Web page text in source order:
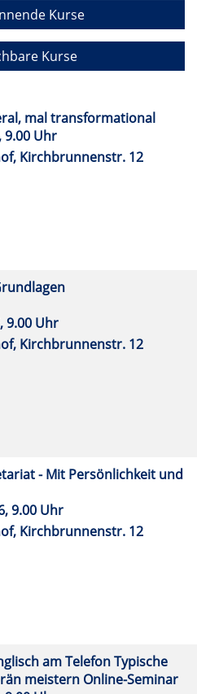
Kurse
Kurse
mal transformational
9.00 Uhr
Kirchbrunnenstr. 12
9.00 Uhr
Kirchbrunnenstr. 12
- Mit Persönlichkeit und
9.00 Uhr
Kirchbrunnenstr. 12
am Telefon Typische
meistern Online-Seminar